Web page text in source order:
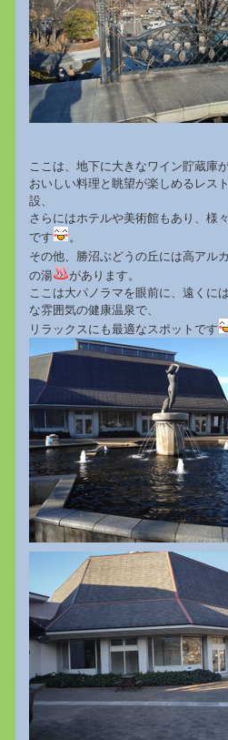
ここは、地下に大きなワイン貯蔵庫
おいしい料理と眺望が楽しめるレス
設、
さらにはホテルや美術館もあり、様
です
。
その他、勝沼ぶどうの丘には高アル
の湯
があります。
ここは大パノラマを眼前に、遠くに
な雰囲気の健康温泉で、
リラックスにも最適なスポットです